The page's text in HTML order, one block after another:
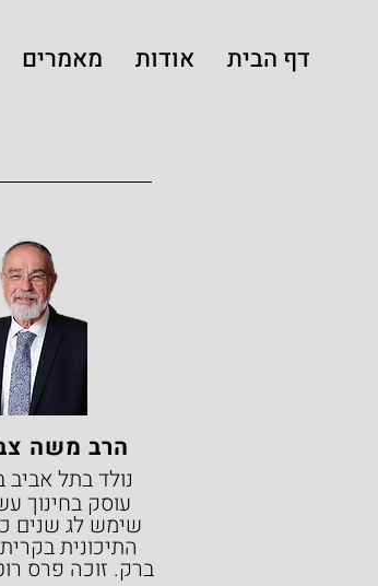
דף הבית אודות מאמרים
הרב משה
נולד בתל
עוסק בחינוך
שימש לג שנים
התיכונית
ברק. זוכה פרס